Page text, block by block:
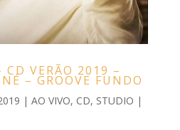
VERÃO 2019 –
– GROOVE FUNDO
| AO VIVO, CD, STUDIO |